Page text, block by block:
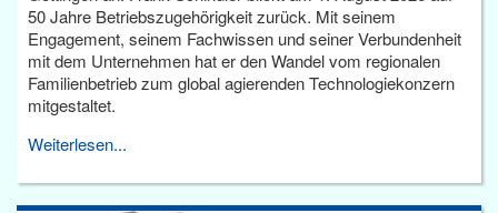
50 Jahre Betriebszugehörigkeit zurück. Mit seinem
Engagement, seinem Fachwissen und seiner Verbundenheit
mit dem Unternehmen hat er den Wandel vom regionalen
Familienbetrieb zum global agierenden Technologiekonzern
mitgestaltet.
Weiterlesen...